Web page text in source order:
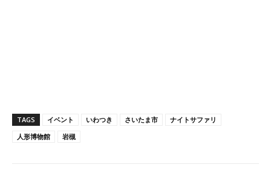
TAGS イベント いわつき さいたま市
ナイトサファリ
人形博物館
岩槻